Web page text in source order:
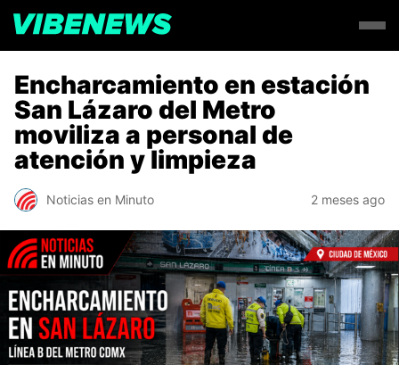
Encharcamiento en estación
San Lázaro del Metro
moviliza a personal de
atención y limpieza
Noticias en Minuto 2 meses ago